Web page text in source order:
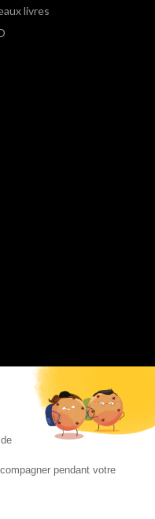
pendant votre
livres